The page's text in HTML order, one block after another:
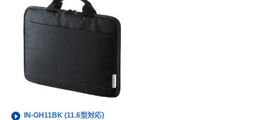
IN-GH11BK (11.6型対応)